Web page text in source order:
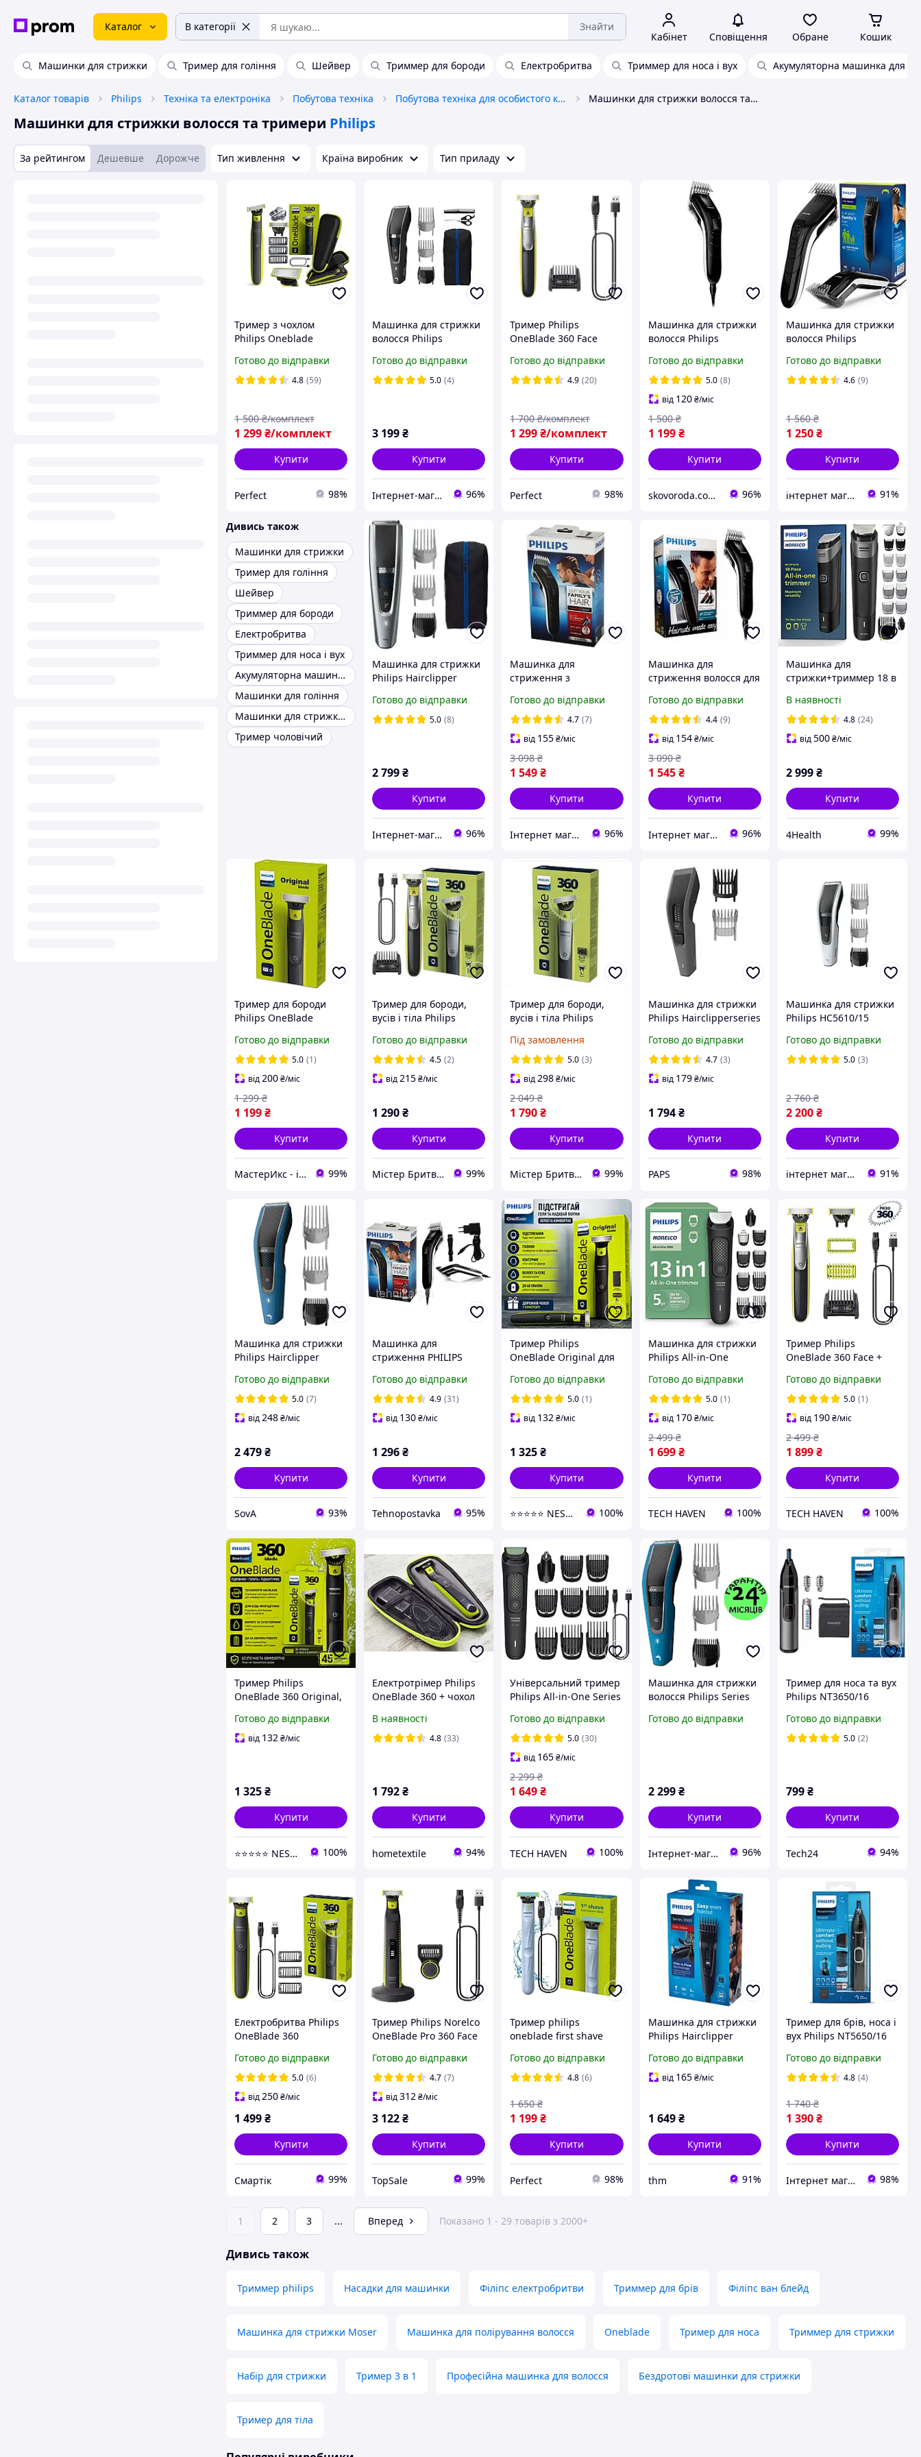
Каталог В категорії Знайти
Кабінет Сповіщення Обране Кошик
Машинки для стрижки Тример для гоління Шейвер Триммер для бороди Електробритва Триммер для носа і вух Акумуляторна машинка для
Каталог товарів Philips Техніка та електроніка Побутова техніка Побутова техніка для особистого користування Машинки для стрижки волосся та тримери Philips
Машинки для стрижки волосся та тримери Philips
За рейтингом Дешевше Дорожче Тип живлення Країна виробник Тип приладу
Тример з чохлом
Philips Oneblade
Готово до відправки
4.8 (59)
1 299₴/комплект
1 500 ₴/комплект
Купити
Perfect 98%
Машинка для стрижки
волосся Philips
HC5632/15
Готово до відправки
5.0 (4)
3 199₴
Купити
Інтернет-магазин "Лойер" 96%
Тример Philips
OneBlade 360 Face
Електростанок Бритва
Філіпс Уан Блейд для
Готово до відправки
4.9 (20)
1 299₴/комплект
1 700 ₴/комплект
Купити
Perfect 98%
Машинка для стрижки
волосся Philips
Готово до відправки
5.0 (8)
від 120 ₴/міс
1 199 ₴
1 500 ₴
Купити
skovoroda.com.ua – все для кухні та дому 96%
Машинка для стрижки
волосся Philips
21 мм
Готово до відправки
4.6 (9)
1 250₴
1 560 ₴
Купити
інтернет магазин 91%
Дивись також
Машинки для стрижки
Тример для гоління
Шейвер
Триммер для бороди
Електробритва
Триммер для носа і вух
Акумуляторна машинка для стрижки
Машинки для гоління
Машинки для стрижки PHILIPS
Тример чоловічий
Машинка для стрижки
Philips Hairclipper
Готово до відправки
5.0 (8)
2 799₴
Купити
Інтернет-магазин "Лойер" 96%
Машинка для
стриження з
бритва тример для
стриження бороди та
волосся філіпс
чоловіків
Готово до відправки
4.7 (7)
від 155₴/міс
1 549₴
3 098 ₴
Купити
Інтернет магазин «Tehnos» 🛒 Найкращі ціни! 💯 Швидка відправка! 🚀 96%
Машинка для
стриження волосся для
бороди з
самозаточувальними
лезами та відкидною
головкою
Готово до відправки
4.4 (9)
від 154 ₴/міс
1 545 ₴
3 090 ₴
Купити
Інтернет магазин «Tehnos» 🛒 Найкращі ціни! 💯 Швидка відправка! 🚀 96%
Машинка для
стрижки+триммер 18 в
Series 5000 MG5910/49
В наявності
4.8 (24)
від500₴/міс
2 999₴
Купити
4Health 99%
Тример для бороди
Philips OneBlade
електростанок Філіпс
OneBlade 3в1
Готово до відправки
5.0 (1)
від 200₴/міс
1 199₴
1 299 ₴
Купити
МастерИкс - інтернет-магазин з догляду за собою 99%
Тример для бороди,
вусів і тіла Philips
QP2734/23
Готово до відправки
4.5 (2)
від215₴/міс
1 290₴
Купити
Містер Бритва - Інтернет-магазин з догляду за собою 99%
Тример для бороди,
вусів і тіла Philips
QP2834/23
Під замовлення
5.0 (3)
від298₴/міс
1 790₴
2 049 ₴
Купити
Містер Бритва - Інтернет-магазин з догляду за собою 99%
Машинка для стрижки
Philips Hairclipperseries
Готово до відправки
4.7 (3)
від 179 ₴/міс
1 794 ₴
Купити
PAPS 98%
Машинка для стрижки
Philips HC5610/15
Готово до відправки
5.0 (3)
2 200₴
2 760 ₴
Купити
інтернет магазин 91%
Машинка для стрижки
Philips Hairclipper
Black
Готово до відправки
5.0 (7)
від248₴/міс
2 479₴
Купити
SovA 93%
Машинка для
стриження PHILIPS
Готово до відправки
4.9 (31)
від 130₴/міс
1 296₴
Купити
Tehnopostavka 95%
Тример Philips
OneBlade Original для
електробритва, 3
насадки, сухе та вологе
гоління, до 60 хвилин
роботи
Готово до відправки
5.0 (1)
від 132₴/міс
1 325₴
Купити
⭐⭐⭐⭐⭐ NESTANDART MAGAZ 100%
Машинка для стрижки
Philips All-in-One
MG3939/50
Готово до відправки
5.0 (1)
від 170 ₴/міс
1 699 ₴
2 499 ₴
Купити
TECH HAVEN 100%
Тример Philips
OneBlade 360 Face +
обличчя та тіла, 5-в-1,
водонепроникний, USB
зарядка
Готово до відправки
5.0 (1)
від 190₴/міс
1 899₴
2 499 ₴
Купити
TECH HAVEN 100%
Тример Philips
OneBlade 360 Original,
бороди та вусів, 3
насадки, 1 змінне лезо
Готово до відправки
від 132₴/міс
1 325₴
Купити
⭐⭐⭐⭐⭐ NESTANDART MAGAZ 100%
Електротрімер Philips
OneBlade 360 + чохол
В наявності
4.8 (33)
1 792₴
Купити
hometextile 94%
Універсальний тример
Philips All-in-One Series
[155674]
Готово до відправки
5.0 (30)
від 165₴/міс
1 649₴
2 299 ₴
Купити
TECH HAVEN 100%
Машинка для стрижки
волосся Philips Series
насадки, філіпс
Готово до відправки
2 299 ₴
Купити
Інтернет-магазин "Лойер" 96%
Тример для носа та вух
Philips NT3650/16
Готово до відправки
5.0 (2)
799₴
Купити
Tech24 94%
Електробритва Philips
OneBlade 360
Готово до відправки
5.0 (6)
від250₴/міс
1 499₴
Купити
Смартік 99%
Тример Philips Norelco
OneBlade Pro 360 Face
Готово до відправки
4.7 (7)
від312₴/міс
3 122₴
Купити
TopSale 99%
Тример philips
oneblade first shave
тример з
антифрикційним лезом
Готово до відправки
4.8 (6)
1 199₴
1 650 ₴
Купити
Perfect 98%
Машинка для стрижки
Philips Hairclipper
Готово до відправки
від 165 ₴/міс
1 649 ₴
Купити
thm 91%
Тример для брів, носа і
вух Philips NT5650/16
Готово до відправки
4.8 (4)
1 390₴
1 740 ₴
Купити
Інтернет магазин 98%
1 2 3 ... Вперед Показано 1 - 29 товарів з 2000+
Дивись також
Триммер philips Насадки для машинки Філіпс електробритви Триммер для брів Філіпс ван блейд
Машинка для стрижки Moser Машинка для полірування волосся Oneblade Тример для носа Триммер для стрижки
Набір для стрижки Тример 3 в 1 Професійна машинка для волосся Бездротові машинки для стрижки
Тример для тіла